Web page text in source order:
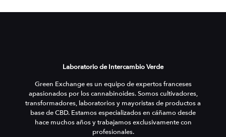
Laboratorio de Intercambio Verde
Green Exchange es un equipo de expertos franceses
apasionados por los cannabinoides. Somos cultivadores,
transformadores, laboratorios y mayoristas de productos a
base de CBD. Estamos especializados en cáñamo desde
hace muchos años y trabajamos exclusivamente con
profesionales.